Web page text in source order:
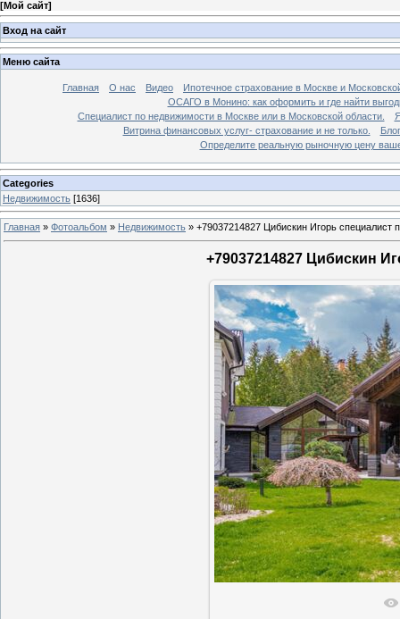
[Мой сайт]
Вход на сайт
Меню сайта
Главная О нас Видео
Ипотечное страхование в Москве и
ОСАГО в Монино: как оформить и где найти
Специалист по недвижимости в Москве или в Московской области.
Витрина финансовых услуг- страхование и не только.
Блог
Определите реальную рыночную цену
Categories
Недвижимость [1636]
Главная » Фотоальбом » Недвижимость » +79037214827 Цибискин Игорь специалист
+79037214827 Цибискин
В